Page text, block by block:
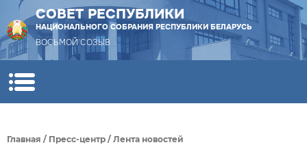
СОВЕТ РЕСПУБЛИКИ
НАЦИОНАЛЬНОГО СОБРАНИЯ РЕСПУБЛИКИ БЕЛАРУСЬ
ВОСЬМОЙ СОЗЫВ
Главная / Пресс-центр / Лента новостей